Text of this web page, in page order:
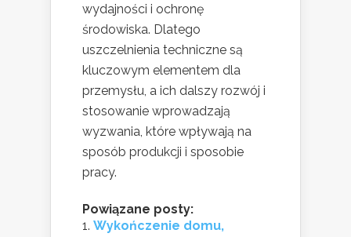
wydajności i ochronę
środowiska. Dlatego
uszczelnienia techniczne są
kluczowym elementem dla
przemysłu, a ich dalszy rozwój i
stosowanie wprowadzają
wyzwania, które wpływają na
sposób produkcji i sposobie
pracy.
Powiązane posty:
Wykończenie domu,